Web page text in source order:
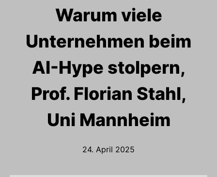
Warum viele
Unternehmen beim
AI-Hype stolpern,
Prof. Florian Stahl,
Uni Mannheim
24. April 2025